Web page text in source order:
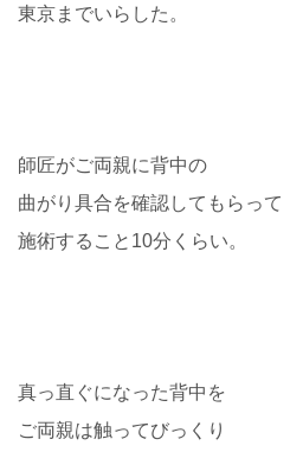
東京までいらした。
師匠がご両親に背中の
曲がり具合を確認してもらって
施術すること10分くらい。
真っ直ぐになった背中を
ご両親は触ってびっくり